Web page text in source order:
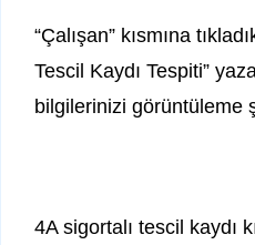
“Çalışan” kısmına
Tescil Kaydı Tespiti”
bilgilerinizi görüntüleme
4A sigortalı tescil kaydı